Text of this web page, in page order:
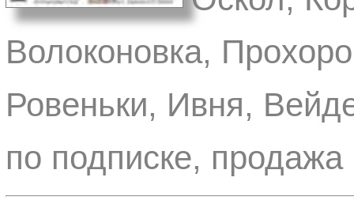
Волоконовка,
Ровеньки, Ивня,
по подписке, продажа